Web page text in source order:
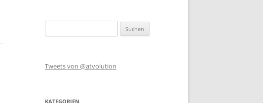
nach:
Tweets von @atvolution
KATEGORIEN